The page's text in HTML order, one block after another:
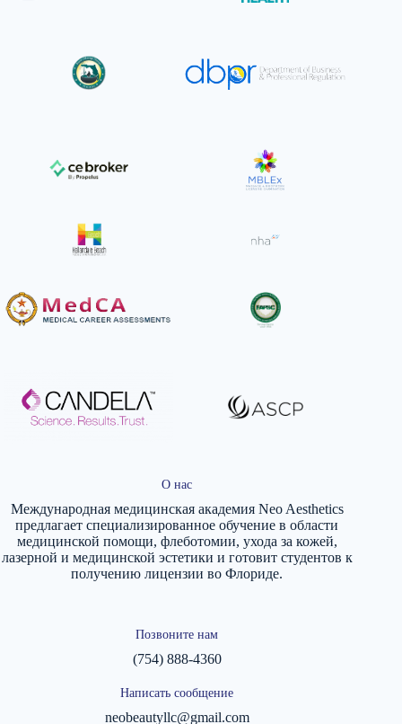
О нас
Международная медицинская академия Neo Aesthetics
предлагает специализированное обучение в области
медицинской помощи, флеботомии, ухода за кожей,
лазерной и медицинской эстетики и готовит студентов к
получению лицензии во Флориде.
Позвоните нам
(754) 888-4360
Написать сообщение
neobeautyllc@gmail.com